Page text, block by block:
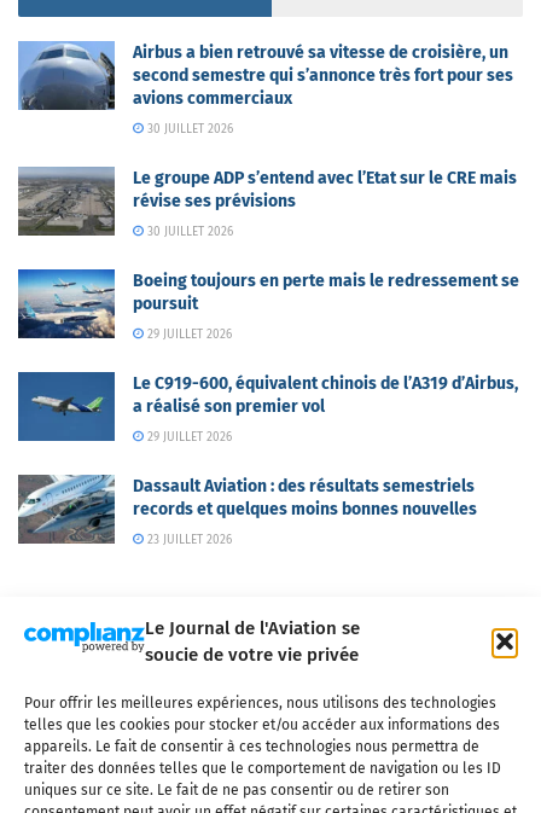
Le Journal de l'Aviation se
soucie de votre vie privée
Pour offrir les meilleures expériences, nous utilisons des technologies
telles que les cookies pour stocker et/ou accéder aux informations des
appareils. Le fait de consentir à ces technologies nous permettra de
traiter des données telles que le comportement de navigation ou les ID
uniques sur ce site. Le fait de ne pas consentir ou de retirer son
Airbus a bien retrouvé sa vitesse de croisière, un
second semestre qui s’annonce très fort pour ses
avions commerciaux
30 JUILLET 2026
Le groupe ADP s’entend avec l’Etat sur le CRE mais
révise ses prévisions
30 JUILLET 2026
Boeing toujours en perte mais le redressement se
poursuit
29 JUILLET 2026
Le C919-600, équivalent chinois de l’A319 d’Airbus,
a réalisé son premier vol
29 JUILLET 2026
Dassault Aviation : des résultats semestriels
records et quelques moins bonnes nouvelles
23 JUILLET 2026
Qui sommes-nous ? Nous contacter
Partenaires
Mentions légales
CGV Politique de confidentialité Cookies